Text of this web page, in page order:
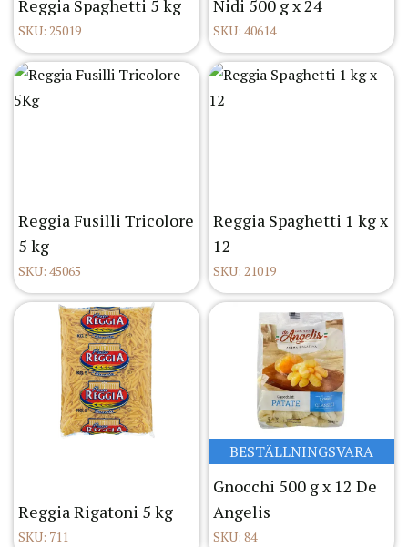
Reggia Spaghetti 5 kg
SKU: 25019
Nidi 500 g x 24
SKU: 40614
Reggia Fusilli Tricolore
5 kg
SKU: 45065
Reggia Spaghetti 1 kg x
12
SKU: 21019
Reggia Rigatoni 5 kg
SKU: 711
BESTÄLLNINGSVARA
Gnocchi 500 g x 12 De
Angelis
SKU: 84